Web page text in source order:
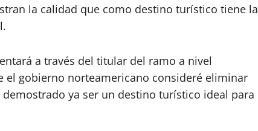
la calidad que como destino turístico tiene la
a través del titular del ramo a nivel
el gobierno norteamericano consideré eliminar
ya ser un destino turístico ideal para